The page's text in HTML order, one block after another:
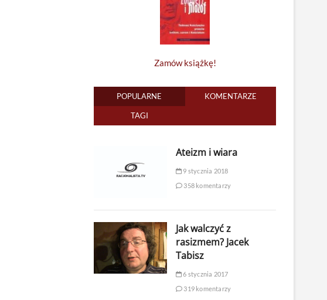
Zamów książkę!
POPULARNE KOMENTARZE
TAGI
Ateizm i wiara
9 stycznia 2018
358 komentarzy
Jak walczyć z
rasizmem? Jacek
Tabisz
6 stycznia 2017
319 komentarzy